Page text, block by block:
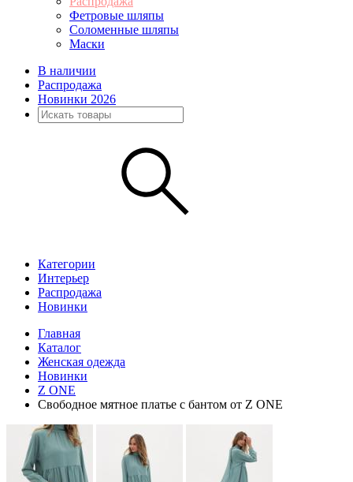
Фетровые шляпы
Соломенные шляпы
Маски
В наличии
Распродажа
Новинки 2026
Категории
Интерьер
Распродажа
Новинки
Главная
Каталог
Женская одежда
Новинки
Z ONE
Свободное мятное платье с бантом от Z ONE